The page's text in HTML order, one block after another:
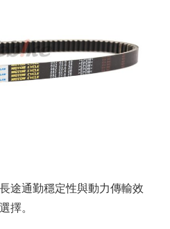
途通勤穩定性與動力傳輸效
擇。